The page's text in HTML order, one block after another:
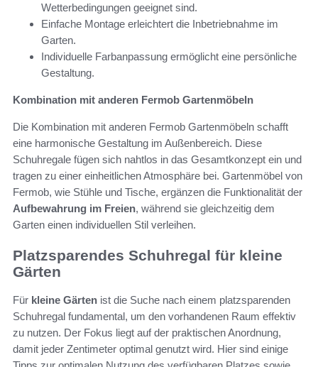
Wetterbedingungen geeignet sind.
Einfache Montage erleichtert die Inbetriebnahme im
Garten.
Individuelle Farbanpassung ermöglicht eine persönliche
Gestaltung.
Kombination mit anderen Fermob Gartenmöbeln
Die Kombination mit anderen Fermob Gartenmöbeln schafft
eine harmonische Gestaltung im Außenbereich. Diese
Schuhregale fügen sich nahtlos in das Gesamtkonzept ein und
tragen zu einer einheitlichen Atmosphäre bei. Gartenmöbel von
Fermob, wie Stühle und Tische, ergänzen die Funktionalität der
Aufbewahrung im Freien, während sie gleichzeitig dem
Garten einen individuellen Stil verleihen.
Platzsparendes Schuhregal für kleine
Gärten
Für kleine Gärten ist die Suche nach einem platzsparenden
Schuhregal fundamental, um den vorhandenen Raum effektiv
zu nutzen. Der Fokus liegt auf der praktischen Anordnung,
damit jeder Zentimeter optimal genutzt wird. Hier sind einige